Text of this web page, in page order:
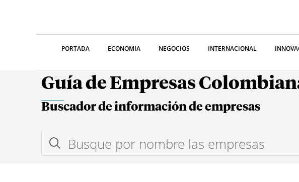
PORTADA ECONOMIA NEGOCIOS INTERNACIONAL
Guía de Empresas
Buscador de información de empresas